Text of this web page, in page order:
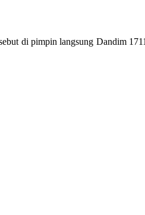
di pimpin langsung Dandim